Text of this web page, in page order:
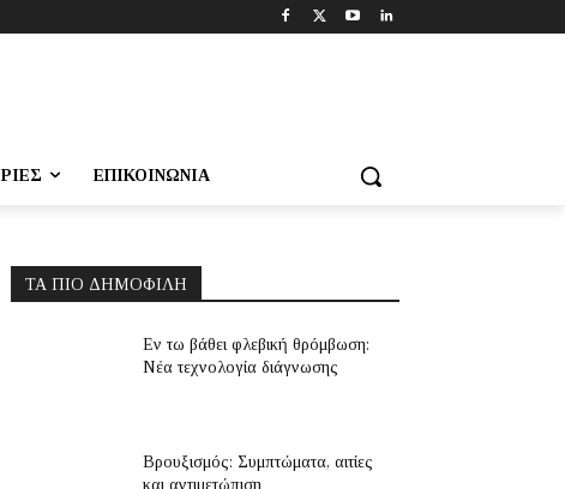
ΕΠΙΚΟΙΝΩΝΊΑ
ΤΑ ΠΙΟ ΔΗΜΟΦΙΛΉ
Εν τω βάθει φλεβική θρόμβωση:
Νέα τεχνολογία διάγνωσης
Βρουξισμός: Συμπτώματα, αιτίες
και αντιμετώπιση